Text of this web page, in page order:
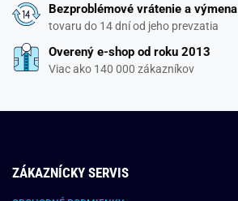
Bezproblémové vrátenie a výmena
tovaru do 14 dní od jeho prevzatia
Overený e-shop od roku 2013
Viac ako 140 000 zákazníkov
ZÁKAZNÍCKY SERVIS